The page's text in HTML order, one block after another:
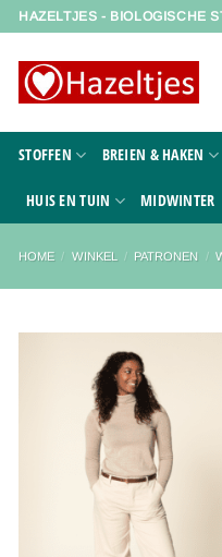
HAZELTJES - BIOLOGISCHE
STOFFEN BREIEN & HAKEN
HUIS EN TUIN MIDWINTER
HOME / WINKEL / PATRONEN /